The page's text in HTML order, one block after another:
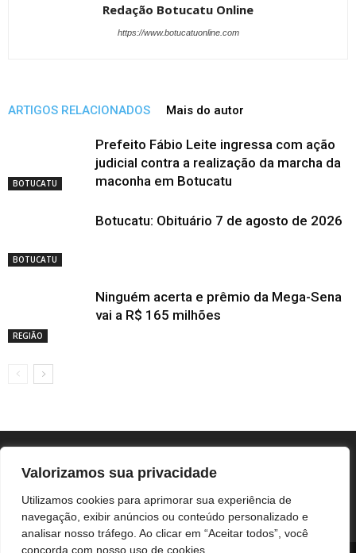
Valorizamos sua privacidade
Utilizamos cookies para aprimorar sua experiência de
navegação, exibir anúncios ou conteúdo personalizado e
analisar nosso tráfego. Ao clicar em “Aceitar todos”, você
concorda com nosso uso de cookies.
Redação Botucatu Online
https://www.botucatuonline.com
ARTIGOS RELACIONADOS Mais do autor
BOTUCATU
Prefeito Fábio Leite ingressa com ação
judicial contra a realização da marcha da
maconha em Botucatu
BOTUCATU
Botucatu: Obituário 7 de agosto de 2026
REGIÃO
Ninguém acerta e prêmio da Mega-Sena
vai a R$ 165 milhões